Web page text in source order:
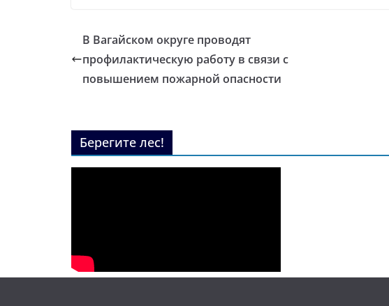
В Вагайском округе проводят
профилактическую работу в связи с
повышением пожарной опасности
Берегите лес!